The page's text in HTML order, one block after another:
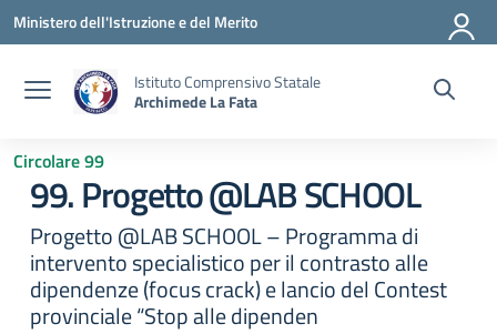
Vai ai contenuti
Vai al menu di navigazione
Vai al footer
Ministero dell'Istruzione e del Merito
Istituto Comprensivo Statale
Archimede La Fata
Circolare 99
99. Progetto @LAB SCHOOL
Progetto @LAB SCHOOL – Programma di
intervento specialistico per il contrasto alle
dipendenze (focus crack) e lancio del Contest
provinciale “Stop alle dipenden